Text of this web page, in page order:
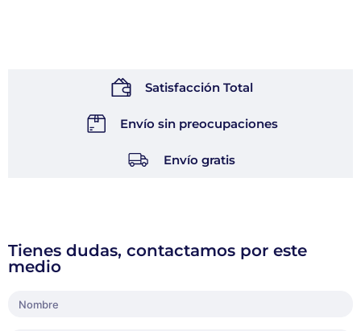
Satisfacción Total
Envío sin preocupaciones
Envío gratis
Tienes dudas, contactamos por este
medio